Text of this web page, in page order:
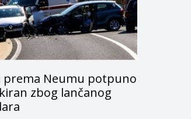
prema Neumu potpuno
zbog lančanog